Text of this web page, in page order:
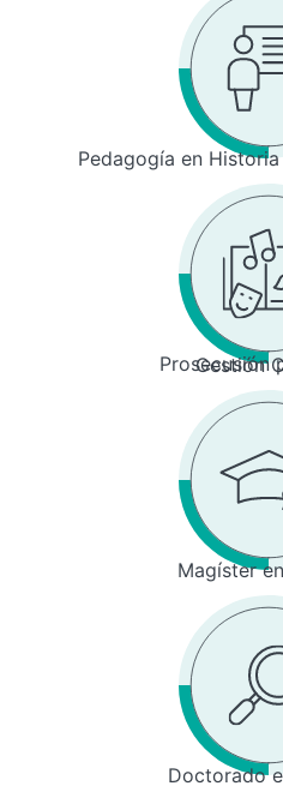
Pedagogía en
Prosecusión
Gestión
Magíster
Doctorado